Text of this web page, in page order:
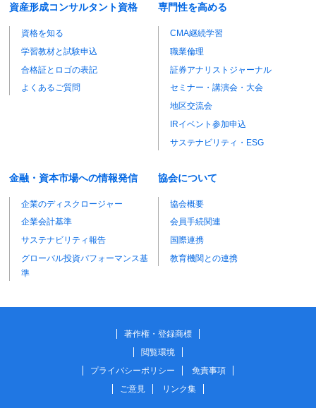
資産形成コンサルタント資格
資格を知る
学習教材と試験申込
合格証とロゴの表記
よくあるご質問
専門性を高める
CMA継続学習
職業倫理
証券アナリストジャーナル
セミナー・講演会・大会
地区交流会
IRイベント参加申込
サステナビリティ・ESG
金融・資本市場への情報発信
企業のディスクロージャー
企業会計基準
サステナビリティ報告
グローバル投資パフォーマンス基
準
協会について
協会概要
会員手続関連
国際連携
教育機関との連携
著作権・登録商標
閲覧環境
プライバシーポリシー
免責事項
ご意見
リンク集